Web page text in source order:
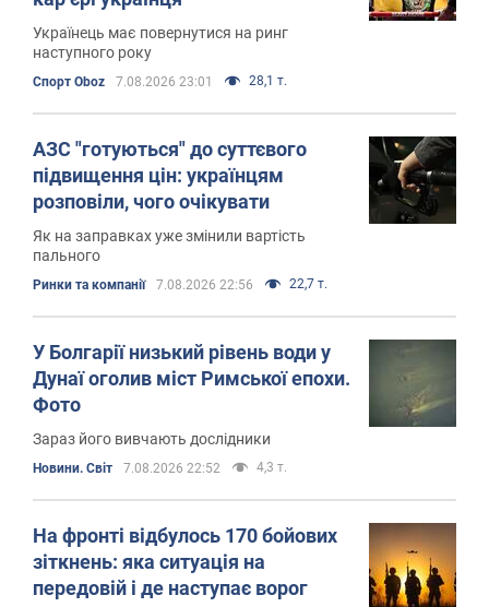
Українець має повернутися на ринг
наступного року
Спорт Oboz 7.08.2026 23:01 28,1 т.
АЗС "готуються" до суттєвого
підвищення цін: українцям
розповіли, чого очікувати
Як на заправках уже змінили вартість
пального
Ринки та компанії 7.08.2026 22:56 22,7 т.
У Болгарії низький рівень води у
Дунаї оголив міст Римської епохи.
Фото
Зараз його вивчають дослідники
Новини. Світ 7.08.2026 22:52 4,3 т.
На фронті відбулось 170 бойових
зіткнень: яка ситуація на
передовій і де наступає ворог